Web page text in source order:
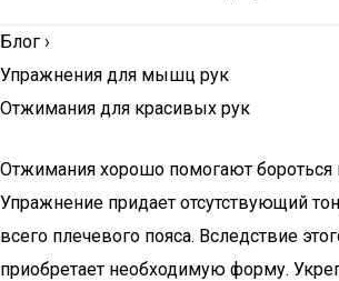
Блог ›
Упражнения для мышц рук
Отжимания для красивых рук
Отжимания хорошо помогают бороться
Упражнение придает отсутствующий
всего плечевого пояса. Вследствие
приобретает необходимую форму.